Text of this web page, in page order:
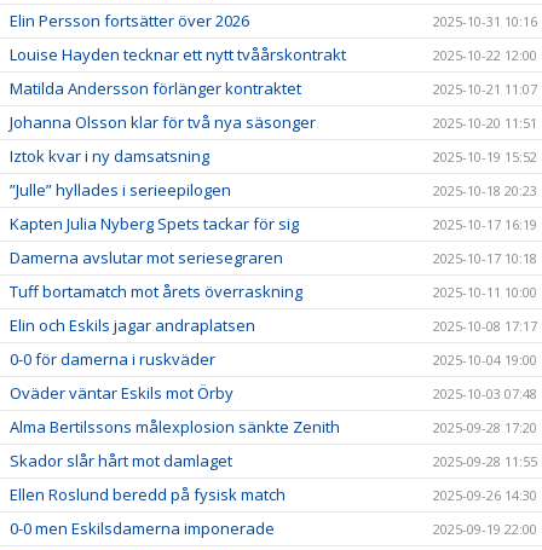
Elin Persson fortsätter över 2026 2025-10-31 10:16
Louise Hayden tecknar ett nytt tvåårskontrakt 2025-10-22 12:00
Matilda Andersson förlänger kontraktet 2025-10-21 11:07
Johanna Olsson klar för två nya säsonger 2025-10-20 11:51
Iztok kvar i ny damsatsning 2025-10-19 15:52
”Julle” hyllades i serieepilogen 2025-10-18 20:23
Kapten Julia Nyberg Spets tackar för sig 2025-10-17 16:19
Damerna avslutar mot seriesegraren 2025-10-17 10:18
Tuff bortamatch mot årets överraskning 2025-10-11 10:00
Elin och Eskils jagar andraplatsen 2025-10-08 17:17
0-0 för damerna i ruskväder 2025-10-04 19:00
Oväder väntar Eskils mot Örby 2025-10-03 07:48
Alma Bertilssons målexplosion sänkte Zenith 2025-09-28 17:20
Skador slår hårt mot damlaget 2025-09-28 11:55
Ellen Roslund beredd på fysisk match 2025-09-26 14:30
0-0 men Eskilsdamerna imponerade 2025-09-19 22:00